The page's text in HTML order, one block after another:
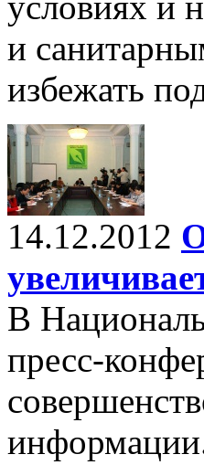
и
избежать
14.12.2012
В
пресс-